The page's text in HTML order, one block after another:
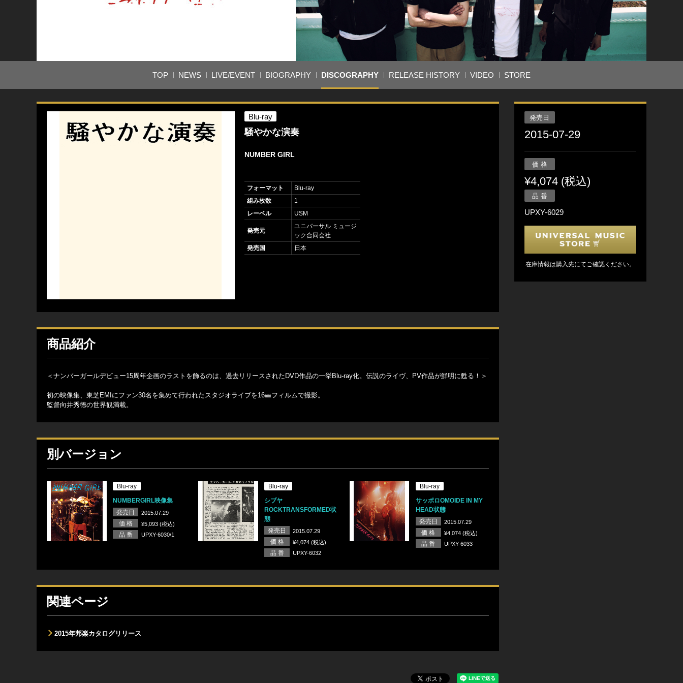
TOP NEWS LIVE/EVENT BIOGRAPHY DISCOGRAPHY RELEASE HISTORY VIDEO STORE
Blu-ray
騒やかな演奏
NUMBER GIRL
フォーマット
Blu-ray
組み枚数
1
レーベル
USM
発売元
ユニバーサル ミュージ
ック合同会社
発売国
日本
商品紹介
＜ナンバーガールデビュー15周年企画のラストを飾るのは、過去リリースされたDVD作品の一挙Blu-ray化。伝説のライヴ、PV作品が鮮明に甦る！＞
初の映像集、東芝EMIにファン30名を集めて行われたスタジオライブを16㎜フィルムで撮影。
監督向井秀徳の世界観満載。
別バージョン
Blu-ray
NUMBERGIRL映像集
発売日
2015.07.29
価 格 ¥5,093 (税込)
品 番 UPXY-6030/1
Blu-ray
シブヤ
ROCKTRANSFORMED状
態
発売日
2015.07.29
価 格 ¥4,074 (税込)
品 番 UPXY-6032
Blu-ray
サッポロOMOIDE IN MY
HEAD状態
発売日
2015.07.29
価 格 ¥4,074 (税込)
品 番 UPXY-6033
関連ページ
2015年邦楽カタログリリース
発売日
2015-07-29
価 格
¥4,074 (税込)
品 番
UPXY-6029
在庫情報は購入先にてご確認ください。